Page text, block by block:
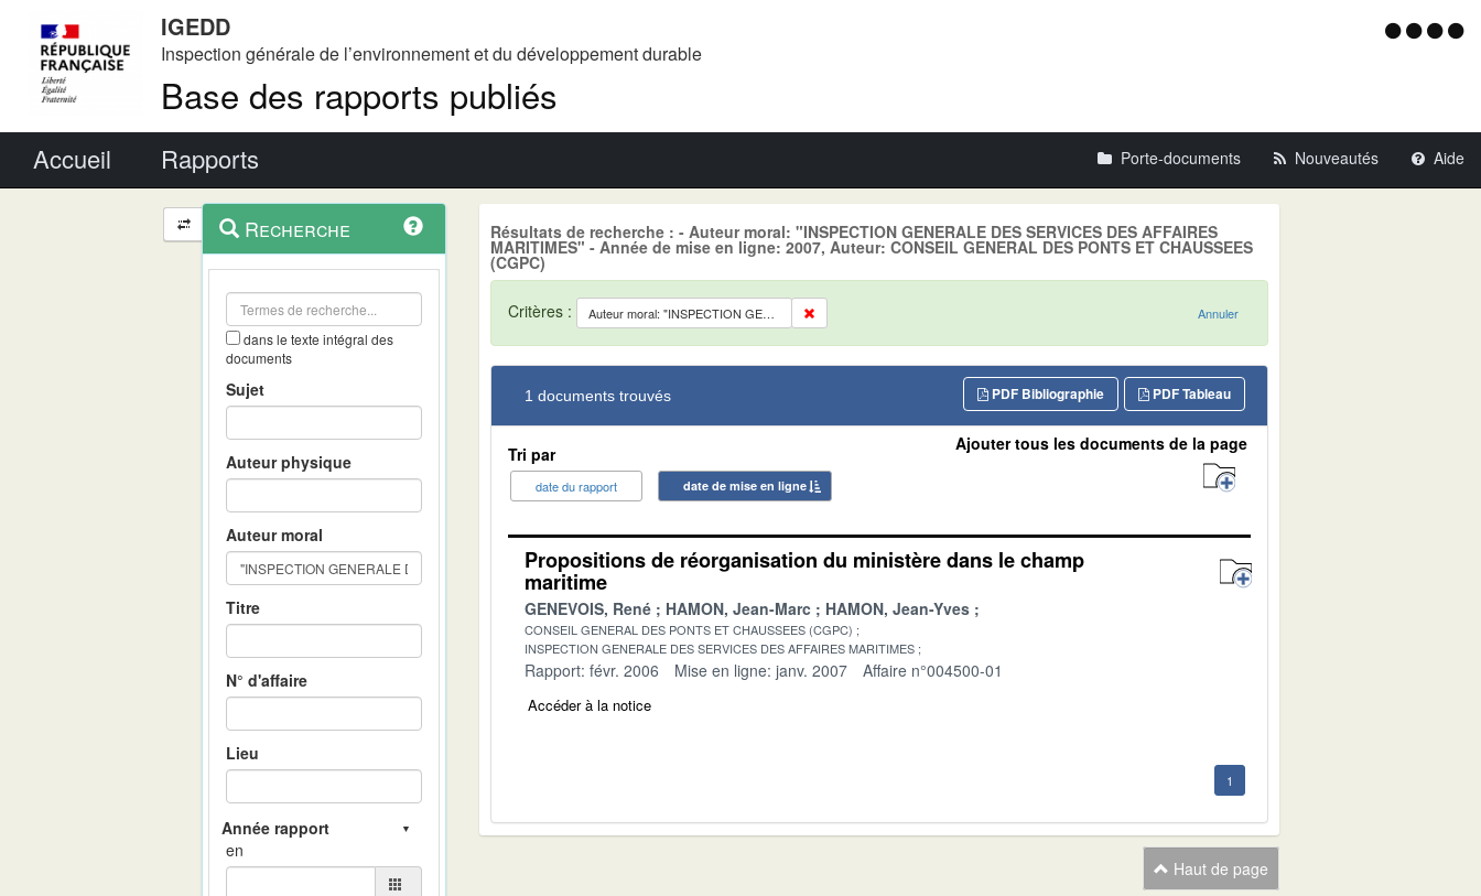
IGEDD
Inspection générale de l’environnement et du développement durable
Base des rapports publiés
Menu
Accueil Rapports Porte-documents Nouveautés Aide
Navigation
et
outils
contextuel
Recherche
dans le texte intégral des
documents
Sujet
Auteur physique
Auteur moral
Titre
N° d'affaire
Lieu
en
Résultats de recherche : - Auteur moral: "INSPECTION GENERALE DES SERVICES DES AFFAIRES
MARITIMES" - Année de mise en ligne: 2007, Auteur: CONSEIL GENERAL DES PONTS ET CHAUSSEES
(CGPC)
Critères : Auteur moral: "INSPECTION GENERALE DES SERVICES DES AFFAIRES MARITIMES" Annuler
1 documents trouvés PDF Tableau
PDF Bibliographie
Tri par
date du rapport date de mise en ligne
Ajouter tous les documents de la page
Propositions de réorganisation du ministère dans le champ
maritime
GENEVOIS, René HAMON, Jean-Marc HAMON, Jean-Yves
CONSEIL GENERAL DES PONTS ET CHAUSSEES (CGPC)
INSPECTION GENERALE DES SERVICES DES AFFAIRES MARITIMES
Rapport: févr. 2006 Mise en ligne: janv. 2007 Affaire n°004500-01
Accéder à la notice
1
Haut de page